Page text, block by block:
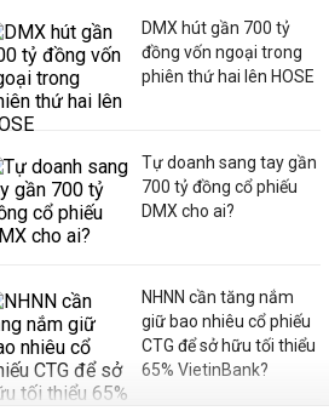
DMX hút gần 700 tỷ
đồng vốn ngoại trong
phiên thứ hai lên HOSE
Tự doanh sang tay gần
700 tỷ đồng cổ phiếu
DMX cho ai?
NHNN cần tăng nắm
giữ bao nhiêu cổ phiếu
CTG để sở hữu tối thiểu
65% VietinBank?